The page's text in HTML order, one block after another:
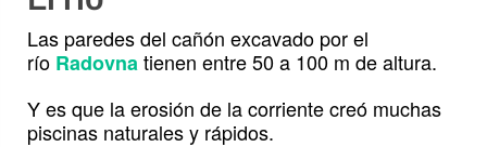
Las paredes del cañón excavado por el
río Radovnatienen entre 50 a 100 m de altura.
Y es que la erosión de la corriente creó muchas
piscinas naturales y rápidos.